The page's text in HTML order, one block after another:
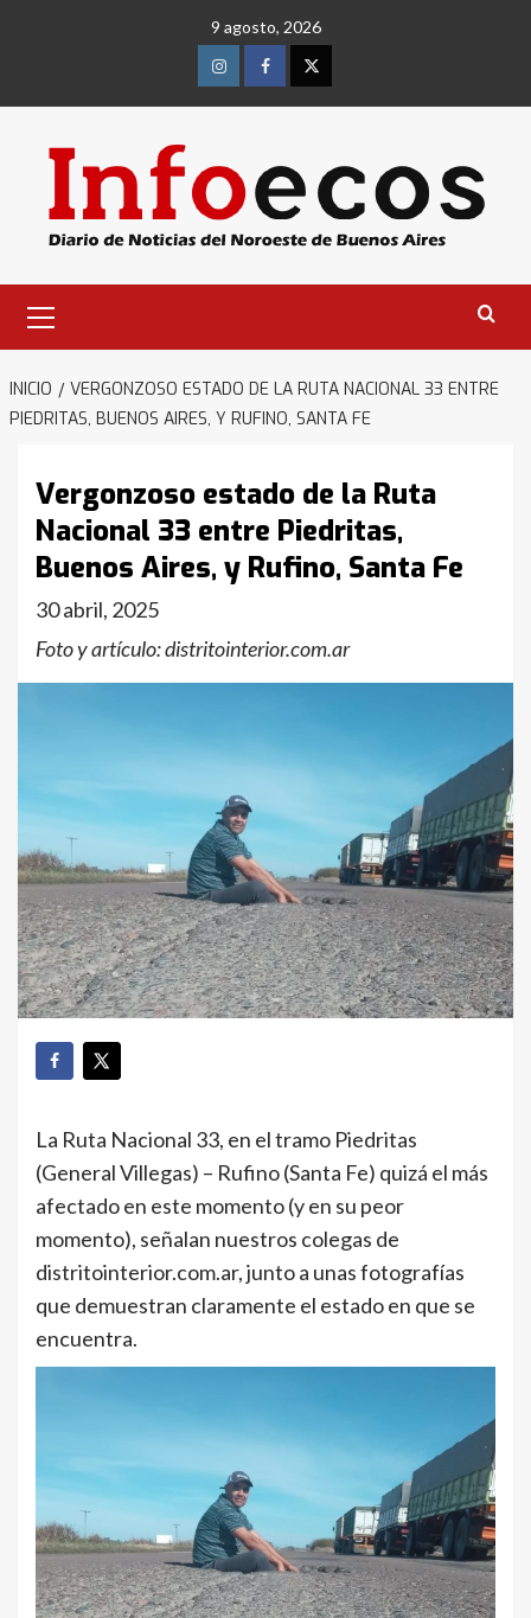
9 agosto, 2026
InstagramFacebookTwitter
primario
INICIO
VERGONZOSO ESTADO DE LA RUTA NACIONAL 33 ENTRE
PIEDRITAS, BUENOS AIRES, Y RUFINO, SANTA FE
Vergonzoso estado de la Ruta
Nacional 33 entre Piedritas,
Buenos Aires, y Rufino, Santa Fe
30 abril, 2025
Foto y artículo: distritointerior.com.ar
La Ruta Nacional 33, en el tramo Piedritas
(General Villegas) – Rufino (Santa Fe) quizá el más
afectado en este momento (y en su peor
momento), señalan nuestros colegas de
distritointerior.com.ar, junto a unas fotografías
que demuestran claramente el estado en que se
encuentra.